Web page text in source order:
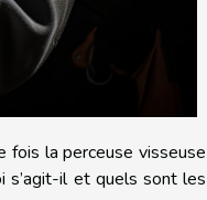
fois la perceuse visseuse
s’agit-il et quels sont les